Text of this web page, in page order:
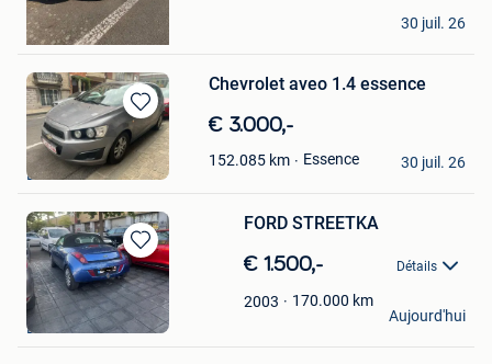
majidnation
Bruxelles
30 juil. 26
Sauvegarder
dans
Mes
Favoris
Chevrolet aveo 1.4 essence
€ 3.000,-
152.085 km Essence
Ezzeddin Mahmood
Bruxelles
30 juil. 26
Sauvegarder
dans
Mes
Favoris
FORD STREETKA
€ 1.500,- Détails
2003 170.000 km
Bernard Jean
Bruxelles
Aujourd'hui